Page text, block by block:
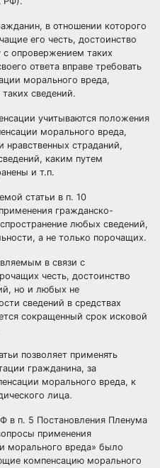
в отношении которого
его честь, достоинство
опровержением таких
ответа вправе требовать
морального вреда,
сведений.
учитываются положения
морального вреда,
нравственных страданий,
каким путем
и т.п.
статьи в п. 10
гражданско-
любых сведений,
а не только порочащих.
в связи с
честь, достоинство
но и любых не
сведений в средствах
сокращенный срок исковой
позволяет применять
гражданина, за
морального вреда, к
лица.
в п. 5 Постановления Пленума
применения
морального вреда» было
компенсацию морального